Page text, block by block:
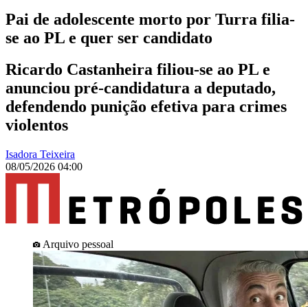
Pai de adolescente morto por Turra filia-
se ao PL e quer ser candidato
Ricardo Castanheira filiou-se ao PL e
anunciou pré-candidatura a deputado,
defendendo punição efetiva para crimes
violentos
Isadora Teixeira
08/05/2026 04:00
Arquivo pessoal